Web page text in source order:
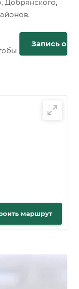
Добрянского,
Запись
маршрут